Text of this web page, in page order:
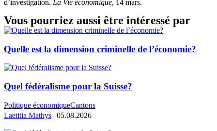
d’investigation. La Vie économique, 14 mars.
Vous pourriez aussi être intéressé par
Quelle est la dimension criminelle de l’économie?
Quel fédéralisme pour la Suisse?
Politique économiqueCantons
Laetitia Mathys | 05.08.2026